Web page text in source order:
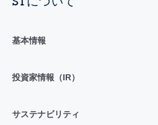
基本情報
投資家情報（IR）
サステナビリティ